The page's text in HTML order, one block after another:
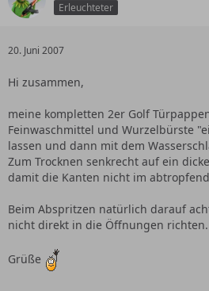
Erleuchteter
20. Juni 2007
Hi zusammen,
meine kompletten 2er Golf
Feinwaschmittel und Wurzelbürste
lassen und dann mit dem
Zum Trocknen senkrecht auf ein
damit die Kanten nicht im
Beim Abspritzen natürlich darauf
nicht direkt in die Öffnungen richten.
Grüße